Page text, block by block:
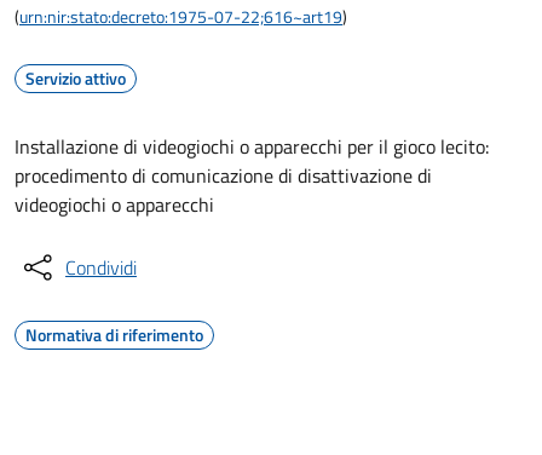
(urn:nir:stato:decreto:1975-07-22;616~art19)
Servizio attivo
Installazione di videogiochi o apparecchi per il gioco lecito:
procedimento di comunicazione di disattivazione di
videogiochi o apparecchi
Condividi
Normativa di riferimento